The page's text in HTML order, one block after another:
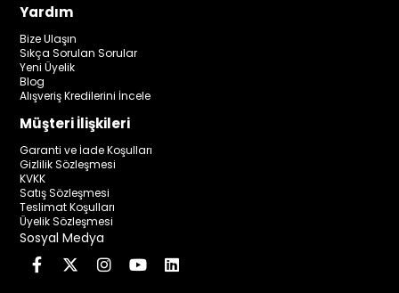
Yardım
Bize Ulaşın
Sıkça Sorulan Sorular
Yeni Üyelik
Blog
Alışveriş Kredilerini İncele
Müşteri İlişkileri
Garanti ve İade Koşulları
Gizlilik Sözleşmesi
KVKK
Satış Sözleşmesi
Teslimat Koşulları
Üyelik Sözleşmesi
Sosyal Medya